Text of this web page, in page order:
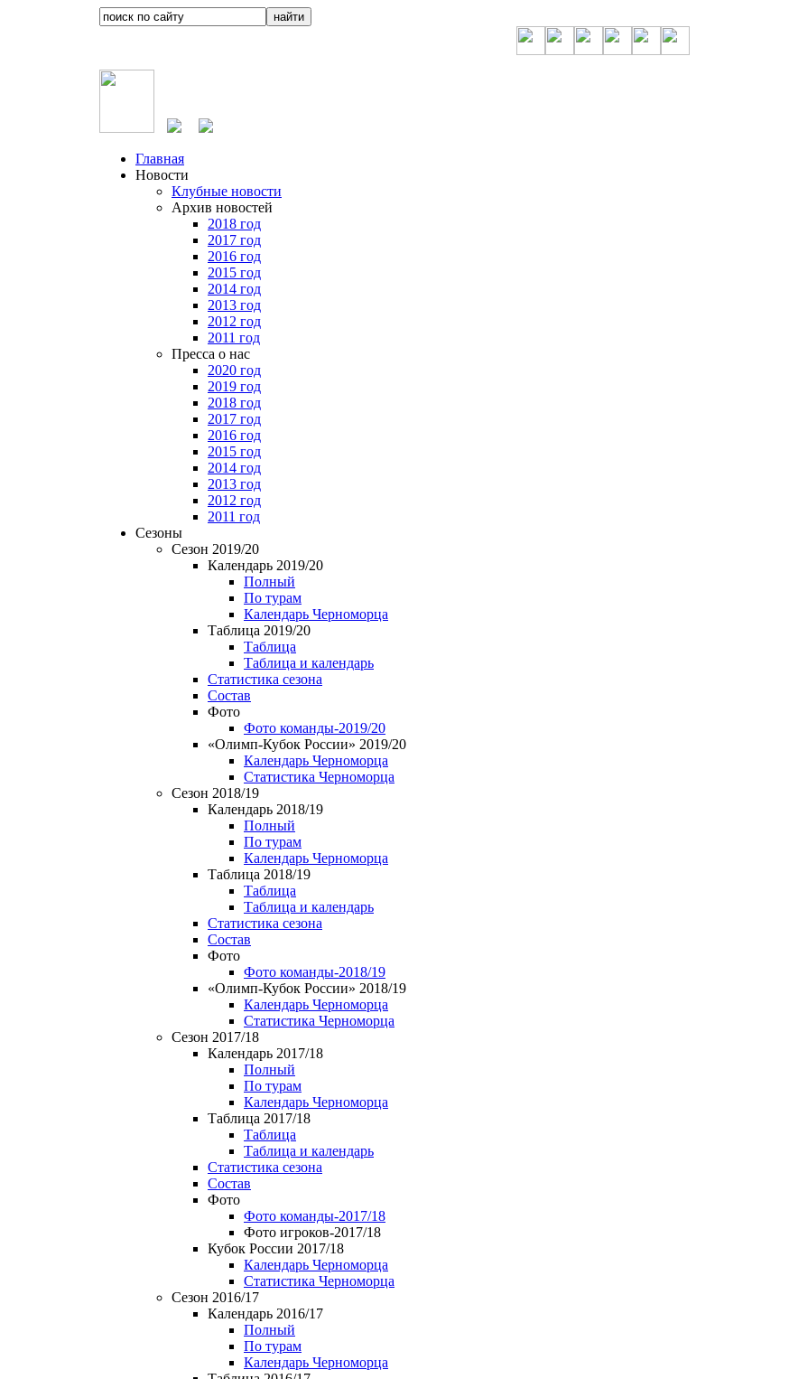
Главная
Новости
Клубные новости
Архив новостей
2018 год
2017 год
2016 год
2015 год
2014 год
2013 год
2012 год
2011 год
Пресса о нас
2020 год
2019 год
2018 год
2017 год
2016 год
2015 год
2014 год
2013 год
2012 год
2011 год
Сезоны
Сезон 2019/20
Календарь 2019/20
Полный
По турам
Календарь Черноморца
Таблица 2019/20
Таблица
Таблица и календарь
Статистика сезона
Состав
Фото
Фото команды-2019/20
«Олимп-Кубок России» 2019/20
Календарь Черноморца
Статистика Черноморца
Сезон 2018/19
Календарь 2018/19
Полный
По турам
Календарь Черноморца
Таблица 2018/19
Таблица
Таблица и календарь
Статистика сезона
Состав
Фото
Фото команды-2018/19
«Олимп-Кубок России» 2018/19
Календарь Черноморца
Статистика Черноморца
Сезон 2017/18
Календарь 2017/18
Полный
По турам
Календарь Черноморца
Таблица 2017/18
Таблица
Таблица и календарь
Статистика сезона
Состав
Фото
Фото команды-2017/18
Фото игроков-2017/18
Кубок России 2017/18
Календарь Черноморца
Статистика Черноморца
Сезон 2016/17
Календарь 2016/17
Полный
По турам
Календарь Черноморца